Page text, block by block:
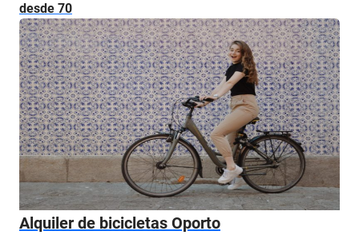
desde 70
Alquiler de bicicletas Oporto